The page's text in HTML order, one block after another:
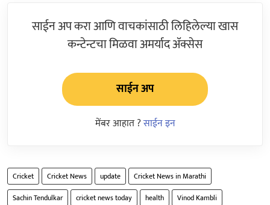
साईन अप करा आणि वाचकांसाठी लिहिलेल्या खास
कन्टेन्टचा मिळवा अमर्याद ॲक्सेस
साईन अप
मेंबर आहात ?साईन इन
Cricket Cricket News update
Cricket News in Marathi
Sachin Tendulkar
cricket news today health Vinod Kambli